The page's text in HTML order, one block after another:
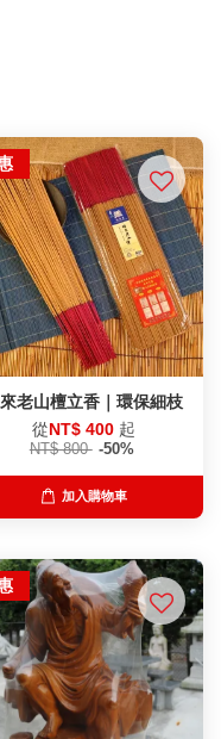
老山檀立香｜環保細枝
從NT$ 400 起
NT$ 800 -50%
加入購物車